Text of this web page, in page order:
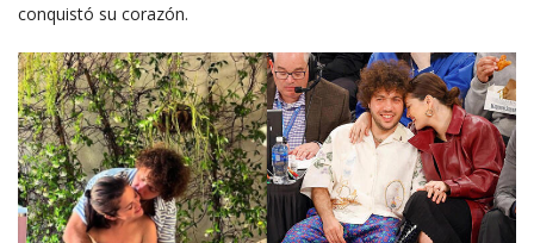
conquistó su corazón.